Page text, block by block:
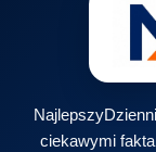
ciekawymi